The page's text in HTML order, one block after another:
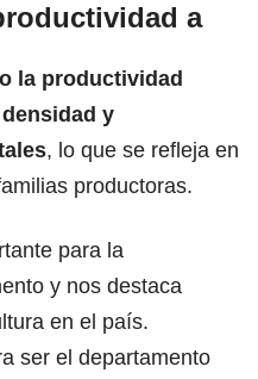
a
la productividad
y
, lo que se refleja en
productoras.
para la
y nos destaca
en el país.
ser el departamento